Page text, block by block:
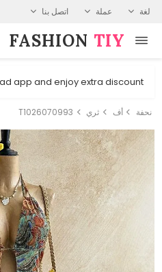
لغة عملة اتصل بنا
FASHION⁠ TIY
app and enjoy extra discount
نحفة أف ثري T1026070993